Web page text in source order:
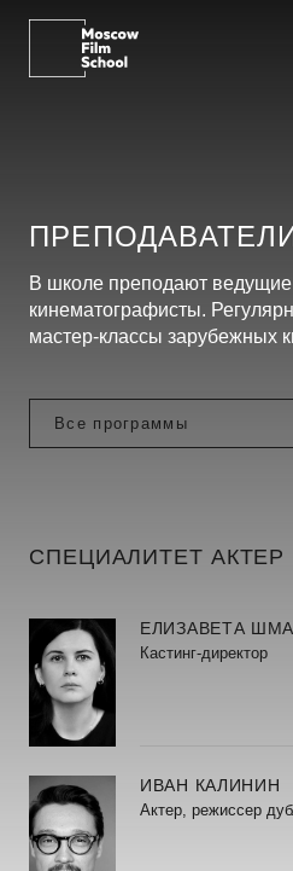
В школе преподают ведущие
кинематографисты.
мастер-классы зарубежных
СПЕЦИАЛИТЕТ АКТЕР
ЕЛИЗАВЕТА
Кастинг-директор
ИВАН КАЛИНИН
Актер, режиссер